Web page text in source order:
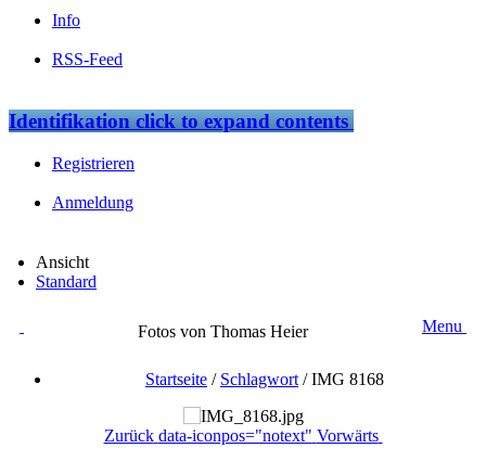
Info
RSS-Feed
Identifikationclick to expand contents
Registrieren
Anmeldung
Ansicht
Standard
Fotos von Thomas Heier Menu
Startseite / Schlagwort /IMG 8168
Zurück data-iconpos="notext" Vorwärts